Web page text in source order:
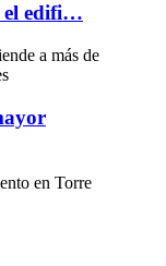
el edifi…